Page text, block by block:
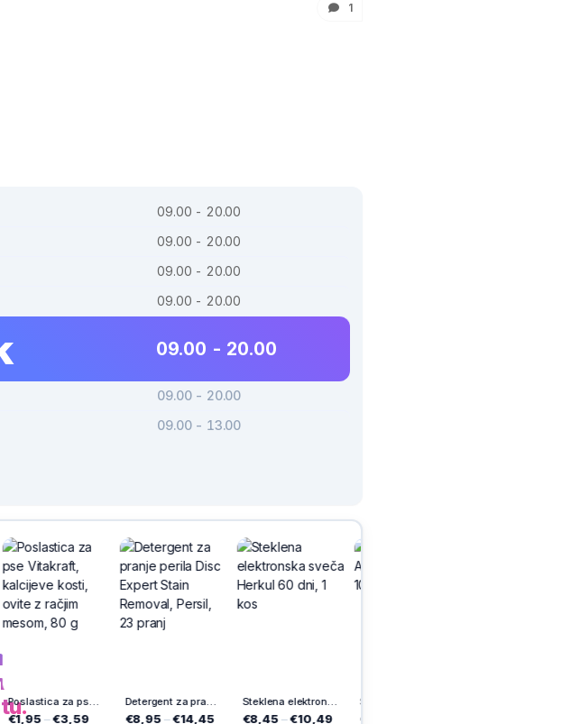
1
09.00 - 20.00
09.00 - 20.00
09.00 - 20.00
09.00 - 20.00
09.00 - 20.00
09.00 - 20.00
09.00 - 13.00
Poslastica za pse Vitakraft, kalcijeve kosti, ovite z račjim mesom, 80 g Detergent za pranje perila Disc Expert Stain Removal, Persil, 23 pranj
€8,95 €14,45
Steklena elektronska sveča Herkul 60 dni, 1 kos
€8,45 €10,49 €23,99 €25,49